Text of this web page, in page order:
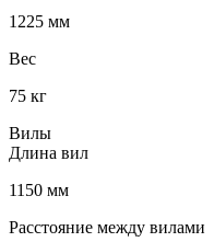
1225 мм
Вес
75 кг
Вилы
Длина вил
1150 мм
Расстояние между вилами